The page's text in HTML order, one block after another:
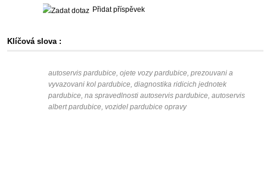
Přidat příspěvek
Klíčová slova :
autoservis pardubice, ojete vozy pardubice, prezouvani a
vyvazovani kol pardubice, diagnostika ridicich jednotek
pardubice, na spravedlnosti autoservis pardubice, autoservis
albert pardubice, vozidel pardubice opravy